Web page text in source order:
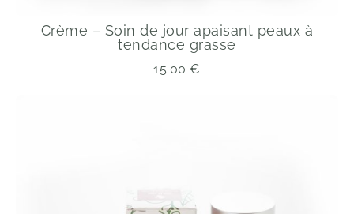
Crème – Soin de jour apaisant peaux à
tendance grasse
15.00€